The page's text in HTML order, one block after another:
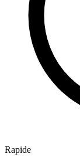
Rapide